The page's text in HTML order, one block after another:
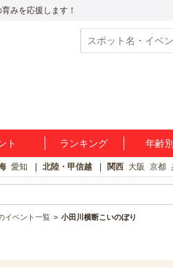
みを応援します！
ト ランキング 年齢
愛知 北陸・甲信越 関西 大阪 京都
イベント一覧 小田川横断こいのぼり